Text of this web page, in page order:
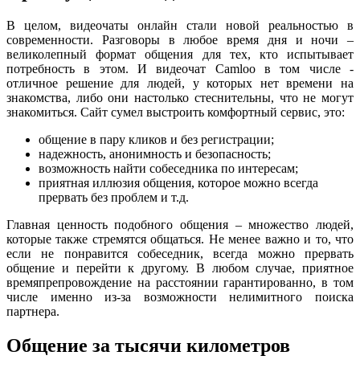
В целом, видеочаты онлайн стали новой реальностью в
современности. Разговоры в любое время дня и ночи –
великолепный формат общения для тех, кто испытывает
потребность в этом. И видеочат Camloo в том числе -
отличное решение для людей, у которых нет времени на
знакомства, либо они настолько стеснительны, что не могут
знакомиться. Сайт сумел выстроить комфортный сервис, это:
общение в пару кликов и без регистрации;
надежность, анонимность и безопасность;
возможность найти собеседника по интересам;
приятная иллюзия общения, которое можно всегда
прервать без проблем и т.д.
Главная ценность подобного общения – множество людей,
которые также стремятся общаться. Не менее важно и то, что
если не понравится собеседник, всегда можно прервать
общение и перейти к другому. В любом случае, приятное
времяпрепровождение на расстоянии гарантированно, в том
числе именно из-за возможности нелимитного поиска
партнера.
Общение за тысячи километров